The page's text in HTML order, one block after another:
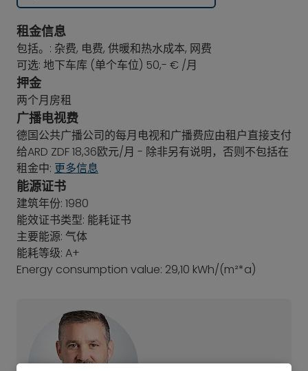
租金信息
包括。: 杂费, 电费, 供暖和热水成本, 网费
可选: 地下车库 (单个车位) 50,- € /月
押金
两个月房租
广播电视费
德国公共广播公司的每月电视和广播费应由租户直接支付
给ARD ZDF 18,36欧元/月 - 除非另有说明，否则不包括在
租金中: 更多信息
能源证书
建筑年份: 1980
能效证书类型: 能耗证书
主要能源: 气体
能耗等级: A+
Energy consumption value: 29,10 kWh/(m²*a)